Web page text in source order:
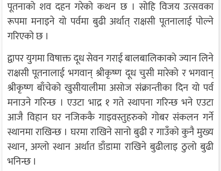
पूतनाको शव दहन गरेको कथन छ । सोहि विजय उत्सवका
रूपमा मनाइने यो पर्वमा बुढी अर्थात् राक्षसी पूतनालाई पोल्ने
गरिएको छ ।
द्वापर युगमा विषाक्त दूध सेवन गराई बालबालिकाको ज्यान लिने
राक्षसी पूतनालाई भगवान् श्रीकृष्ण दूध चुसी मारेको र भगवान्
श्रीकृष्ण बाँचेको खुसीयालीमा असोज संक्रान्तीका दिन यो पर्व
मनाउने गरिन्छ । एउटा भाद्र १ गते स्थापना गरिन्छ भने एउटा
आजै विहान घर नजिककै गाइवस्तुहरुको गोबर संकलन गर्ने
स्थानमा राखिन्छ । घरमा राखिने सानो बुढी र गाउँको कुनै मुख्य
स्थान, अग्लो स्थान अर्थात डाँडामा राखिने बुढीलाइ ठुलो बुढी
भनिन्छ ।